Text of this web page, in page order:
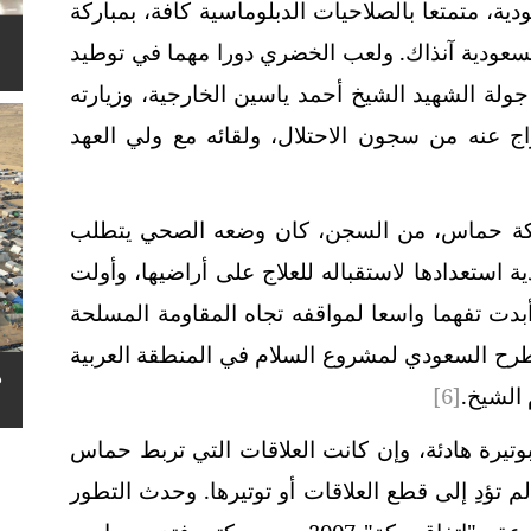
متمتعا بالصلاحيات الدبلوماسية كافة، بمباركة
آنذاك. ولعب الخضري دورا مهما في توطيد
الشهيد الشيخ أحمد ياسين الخارجية، وزيارته
1998، بعد الإفراج عنه من سجون الاحتلال، ولقائه مع ولي العهد
حماس، من السجن، كان وضعه الصحي يتطلب
لاستقباله للعلاج على أراضيها، وأولت
تفهما واسعا لمواقفه تجاه المقاومة المسلحة
السعودي لمشروع السلام في المنطقة العربية
[6]
هادئة، وإن كانت العلاقات التي تربط حماس
تؤدِ إلى قطع العلاقات أو توتيرها. وحدث التطور